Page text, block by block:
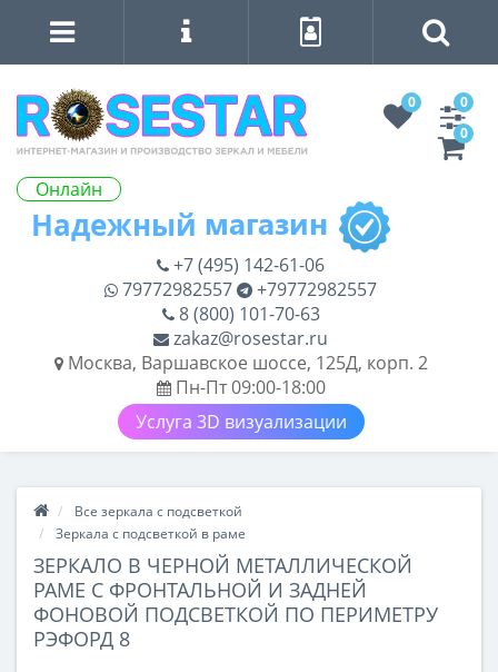
Онлайн
0
0
0
+7 (495) 142-61-06
79772982557
+79772982557
8 (800) 101-70-63
zakaz@rosestar.ru
Москва, Варшавское шоссе, 125Д, корп. 2
Пн-Пт 09:00-18:00
Услуга 3D визуализации
Все зеркала с подсветкой
Зеркала с подсветкой в раме
ЗЕРКАЛО В ЧЕРНОЙ МЕТАЛЛИЧЕСКОЙ
РАМЕ С ФРОНТАЛЬНОЙ И ЗАДНЕЙ
ФОНОВОЙ ПОДСВЕТКОЙ ПО ПЕРИМЕТРУ
РЭФОРД 8